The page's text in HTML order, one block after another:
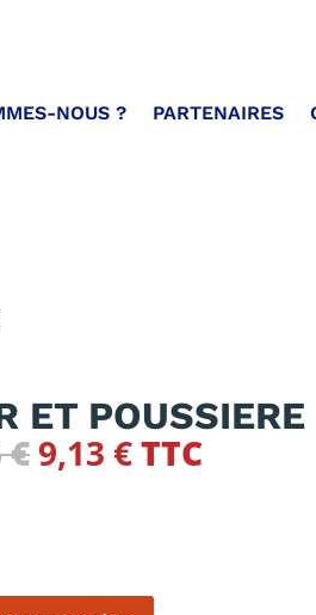
NOUS ? PARTENAIRES
ET POUSSIERE
€ Le
18,25 €.
9,13 €Le
9,13 €.
TTC